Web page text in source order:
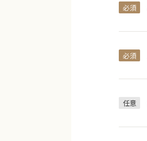
必須
必須
任意